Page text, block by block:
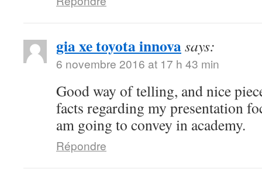
gia xe toyota innovasays:
6 novembre 2016 at 17 h 43 min
Good way of telling, and nice
facts regarding my presentation
am going to convey in academy.
Répondre